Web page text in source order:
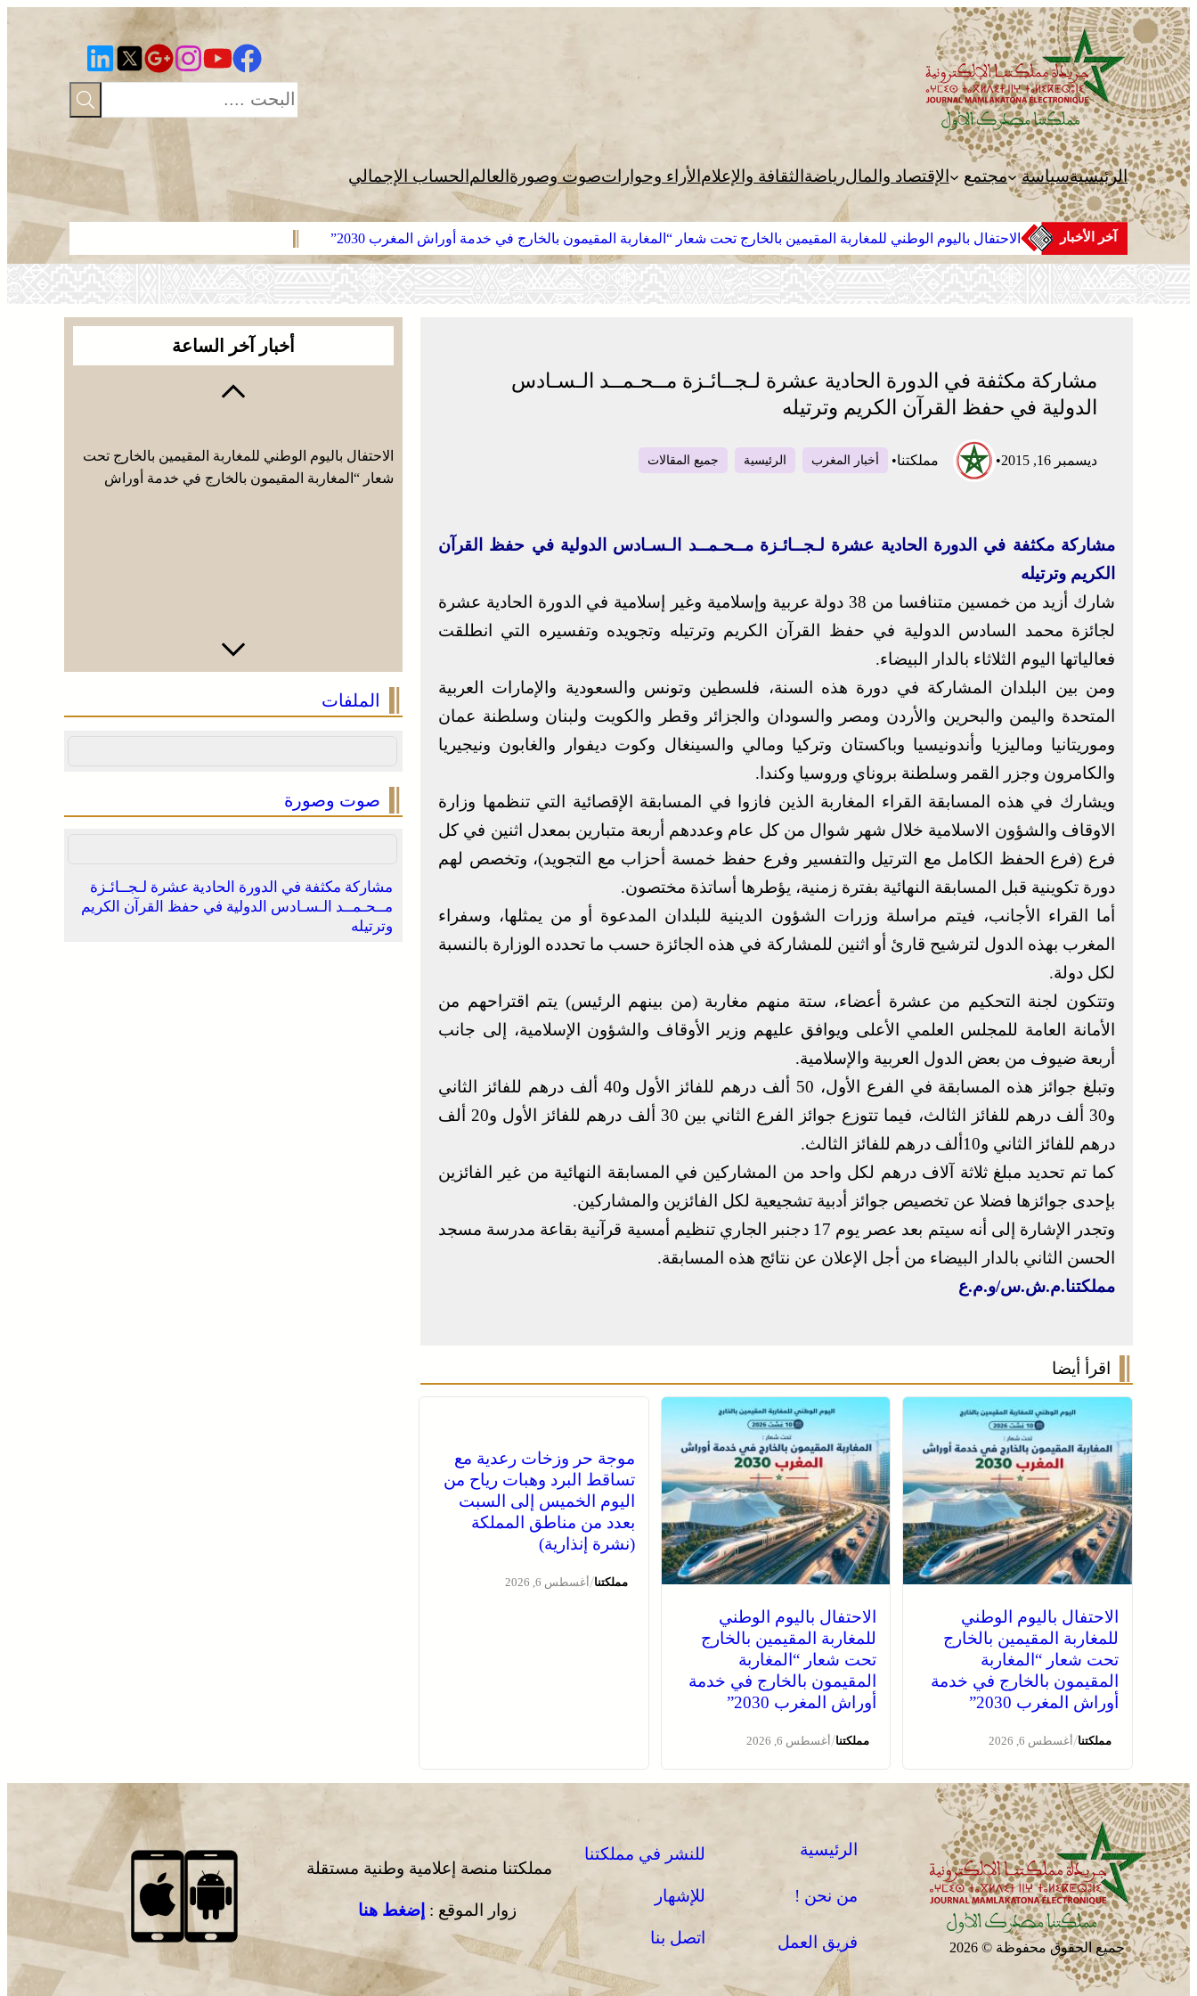
تخطى
إلى
المحتوى
الرئيسيةسياسة مجتمع الإقتصاد والمالرياضة الثقافة والإعلام الأراء وحواراتصوت وصورة العالم الحساب الإجمالي
آخر الأخبار الاحتفال باليوم الوطني للمغاربة المقيمين بالخارج تحت شعار “المغاربة المقيمون بالخارج في خدمة أوراش المغرب 2030” الاحتفال
مشاركة مكثفة في الدورة الحادية عشرة لـجــائـزة مــحـمــد الـسـادس
الدولية في حفظ القرآن الكريم وترتيله
ديسمبر 16, 2015 • مملكتنا• أخبار المغرب الرئيسية جميع المقالات
مشاركة مكثفة في الدورة الحادية عشرة لـجــائـزة مــحـمــد الـسـادس الدولية في حفظ القرآن
الكريم وترتيله
شارك أزيد من خمسين متنافسا من 38 دولة عربية وإسلامية وغير إسلامية في الدورة الحادية عشرة
لجائزة محمد السادس الدولية في حفظ القرآن الكريم وترتيله وتجويده وتفسيره التي انطلقت
فعالياتها اليوم الثلاثاء بالدار البيضاء.
ومن بين البلدان المشاركة في دورة هذه السنة، فلسطين وتونس والسعودية والإمارات العربية
المتحدة واليمن والبحرين والأردن ومصر والسودان والجزائر وقطر والكويت ولبنان وسلطنة عمان
وموريتانيا وماليزيا وأندونيسيا وباكستان وتركيا ومالي والسينغال وكوت ديفوار والغابون ونيجيريا
والكامرون وجزر القمر وسلطنة بروناي وروسيا وكندا.
ويشارك في هذه المسابقة القراء المغاربة الذين فازوا في المسابقة الإقصائية التي تنظمها وزارة
الاوقاف والشؤون الاسلامية خلال شهر شوال من كل عام وعددهم أربعة متبارين بمعدل اثنين في كل
فرع (فرع الحفظ الكامل مع الترتيل والتفسير وفرع حفظ خمسة أحزاب مع التجويد)، وتخصص لهم
دورة تكوينية قبل المسابقة النهائية بفترة زمنية، يؤطرها أساتذة مختصون.
أما القراء الأجانب، فيتم مراسلة وزرات الشؤون الدينية للبلدان المدعوة أو من يمثلها، وسفراء
المغرب بهذه الدول لترشيح قارئ أو اثنين للمشاركة في هذه الجائزة حسب ما تحدده الوزارة بالنسبة
لكل دولة.
وتتكون لجنة التحكيم من عشرة أعضاء، ستة منهم مغاربة (من بينهم الرئيس) يتم اقتراحهم من
الأمانة العامة للمجلس العلمي الأعلى ويوافق عليهم وزير الأوقاف والشؤون الإسلامية، إلى جانب
أربعة ضيوف من بعض الدول العربية والإسلامية.
وتبلغ جوائز هذه المسابقة في الفرع الأول، 50 ألف درهم للفائز الأول و40 ألف درهم للفائز الثاني
و30 ألف درهم للفائز الثالث، فيما تتوزع جوائز الفرع الثاني بين 30 ألف درهم للفائز الأول و20 ألف
درهم للفائز الثاني و10ألف درهم للفائز الثالث.
كما تم تحديد مبلغ ثلاثة آلاف درهم لكل واحد من المشاركين في المسابقة النهائية من غير الفائزين
بإحدى جوائزها فضلا عن تخصيص جوائز أدبية تشجيعية لكل الفائزين والمشاركين.
وتجدر الإشارة إلى أنه سيتم بعد عصر يوم 17 دجنبر الجاري تنظيم أمسية قرآنية بقاعة مدرسة مسجد
الحسن الثاني بالدار البيضاء من أجل الإعلان عن نتائج هذه المسابقة.
مملكتنا.م.ش.س/و.م.ع
اقرأ أيضا
الاحتفال باليوم الوطني
للمغاربة المقيمين بالخارج
تحت شعار “المغاربة
المقيمون بالخارج في خدمة
أوراش المغرب 2030”
مملكتنا/أغسطس 6, 2026
الاحتفال باليوم الوطني
للمغاربة المقيمين بالخارج
تحت شعار “المغاربة
المقيمون بالخارج في خدمة
أوراش المغرب 2030”
مملكتنا/أغسطس 6, 2026
موجة حر وزخات رعدية مع
تساقط البرد وهبات رياح من
اليوم الخميس إلى السبت
بعدد من مناطق المملكة
(نشرة إنذارية)
مملكتنا/أغسطس 6, 2026
أخبار آخر الساعة
الاحتفال باليوم الوطني للمغاربة المقيمين بالخارج تحت
شعار “المغاربة المقيمون بالخارج في خدمة أوراش
الملفات
صوت وصورة
مشاركة مكثفة في الدورة الحادية عشرة لـجــائـزة
مــحـمــد الـسـادس الدولية في حفظ القرآن الكريم
وترتيله
جميع الحقوق محفوظة © 2026
الرئيسية
من نحن !
فريق العمل
للنشر في مملكتنا
للإشهار
اتصل بنا
مملكتنا منصة إعلامية وطنية مستقلة
زوار الموقع : إضغط هنا